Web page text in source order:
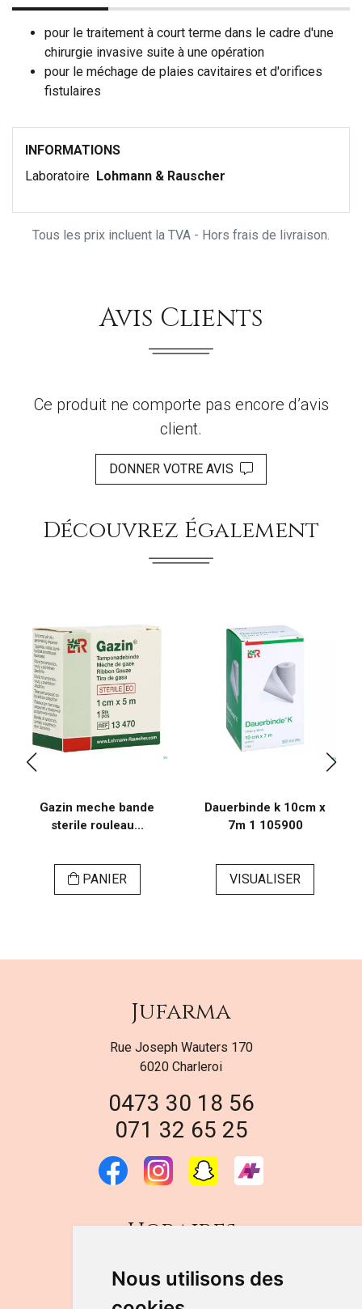
Nous utilisons des
pour le traitement à court terme dans le cadre d'une
chirurgie invasive suite à une opération
pour le méchage de plaies cavitaires et d'orifices
fistulaires
INFORMATIONS
Laboratoire Lohmann & Rauscher
Tous les prix incluent la TVA - Hors frais de livraison.
Avis Clients
Ce produit ne comporte pas encore d’avis
client.
DONNER VOTRE AVIS
Découvrez Également
Gazin meche bande
sterile rouleau...
PANIER
Dauerbinde k 10cm x
7m 1 105900
VISUALISER
Jufarma
Rue Joseph Wauters 170
6020 Charleroi
0473 30 18 56
071 32 65 25
Horaires
DU LUNDI AU VENDREDI
de 9h à 12h30 et de 14h à 18h